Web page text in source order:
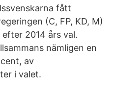
fått
(C, FP, KD, M)
2014 års val.
nämligen en
av
i valet.